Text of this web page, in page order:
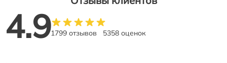
4.91799 отзывов 5358 оценок